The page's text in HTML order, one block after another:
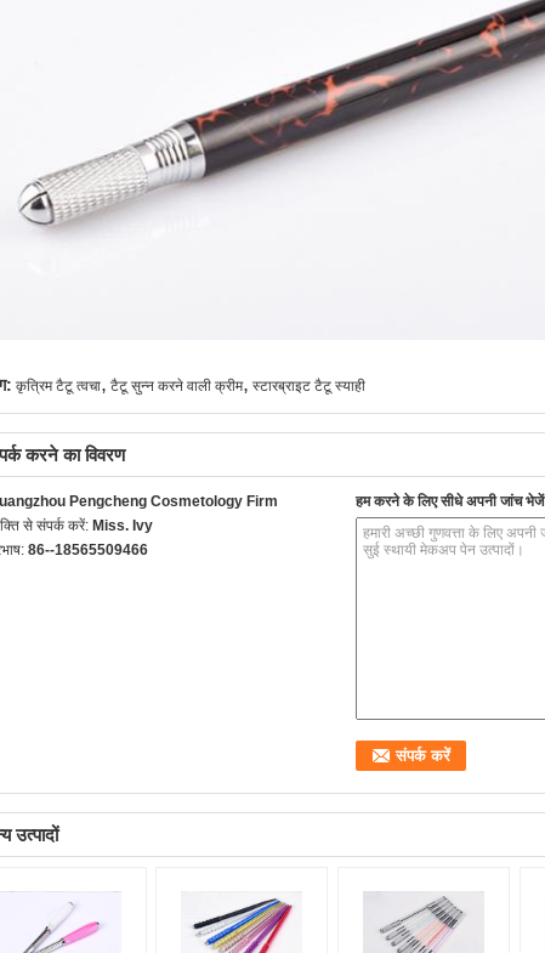
कृत्रिम टैटू त्वचा, टैटू सुन्न करने वाली क्रीम, स्टारब्राइट टैटू स्याही
करने का विवरण
Pengcheng Cosmetology Firm
से संपर्क करें: Miss. Ivy
86--18565509466
हम करने के लिए सीधे अपनी जांच भेजें
उत्पादों